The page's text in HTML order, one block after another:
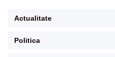
Actualitate
Politica